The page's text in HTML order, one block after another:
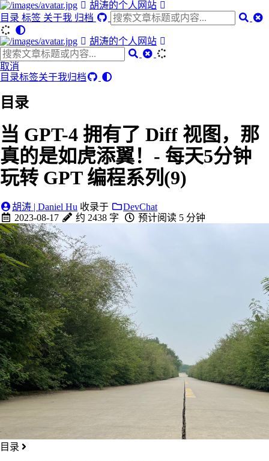
胡涛的个人网站
目录 标签 关于我 归档
胡涛的个人网站
取消
目录标签关于我归档
目录
当 GPT-4 拥有了 Diff 视图，那
真的是如虎添翼！- 每天5分钟
玩转 GPT 编程系列(9)
胡涛 | Daniel Hu 收录于
DevChat
2023-08-17
约 2438 字 预计阅读 5 分钟
目录